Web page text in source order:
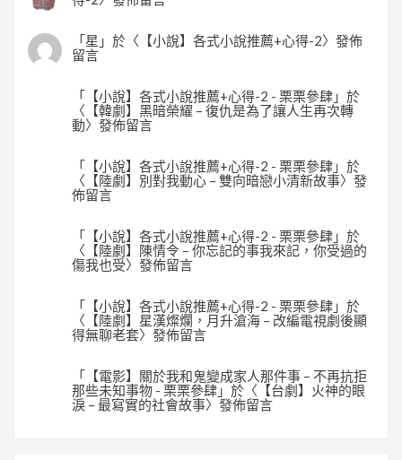
「 星 」於〈 【小說】各式小說推薦+心得-2〉發佈
留言
「 【小說】各式小說推薦+心得-2 - 栗栗參肆」於
〈 【韓劇】黑暗榮耀 – 復仇是為了讓人生再次轉
動〉發佈留言
「 【小說】各式小說推薦+心得-2 - 栗栗參肆」於
〈 【陸劇】別對我動心 – 雙向暗戀小清新故事〉發
佈留言
「 【小說】各式小說推薦+心得-2 - 栗栗參肆」於
〈 【陸劇】陳情令 – 你忘記的事我來記，你受過的
傷我也受〉發佈留言
「 【小說】各式小說推薦+心得-2 - 栗栗參肆」於
〈 【陸劇】星漢燦爛，月升滄海 – 改編電視劇後顯
得無聊老套〉發佈留言
「
【電影】關於我和鬼變成家人那件事 – 不再抗拒
那些未知事物 - 栗栗參肆」於〈 【台劇】火神的眼
淚 – 最寫實的社會故事〉發佈留言